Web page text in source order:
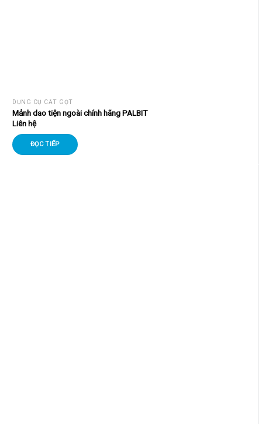
DỤNG CỤ CẮT GỌT
Mảnh dao tiện ngoài chính hãng PALBIT
Liên hệ
ĐỌC TIẾP